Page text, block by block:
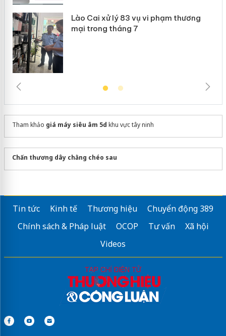
Lào Cai xử lý 83 vụ vi phạm thương
mại trong tháng 7
Tham khảo giá máy siêu âm 5d khu vực tây ninh
Chấn thương dây chằng chéo sau
Tin tức Kinh tế Thương hiệu
Chuyển động 389
Chính sách & Pháp luật
OCOP Tư vấn
Xã hội
Videos